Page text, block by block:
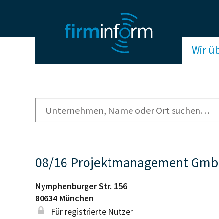
Wir
08/16 Projektmanagement
Nymphenburger Str. 156
80634 München
Für registrierte Nutzer